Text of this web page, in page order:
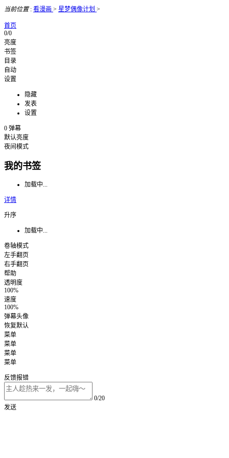
当前位置: 看漫画 > 星梦偶像计划 >
首页
0/0
亮度
书签
目录
自动
设置
隐藏
发表
设置
0 弹幕
默认亮度
夜间模式
我的书签
加载中...
详情
升序
加载中...
卷轴模式
左手翻页
右手翻页
帮助
透明度
100%
速度
100%
弹幕头像
恢复默认
菜单
菜单
菜单
菜单
反馈报错
0/20
发送